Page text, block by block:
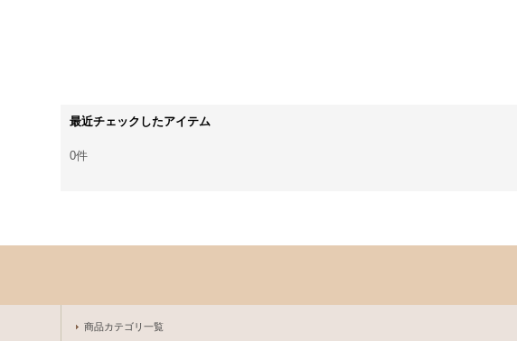
最近チェックしたアイテム
0件
商品カテゴリ一覧